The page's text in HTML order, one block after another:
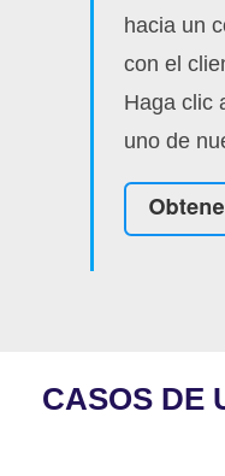
hacia un
con el
Haga clic
uno de
CASOS DE